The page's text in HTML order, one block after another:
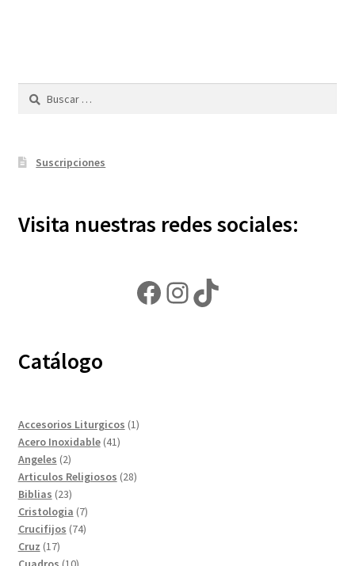
Buscar:
Suscripciones
Visita nuestras redes sociales:
Facebook
Instagram
TikTok
Catálogo
Accesorios Liturgicos 11
Acero Inoxidable 4141
Angeles 22
productos
Articulos Religiosos 2828
Biblias 2323
productos
Cristologia 77
productos
Crucifijos 7474
Cruz 1717
productos
10